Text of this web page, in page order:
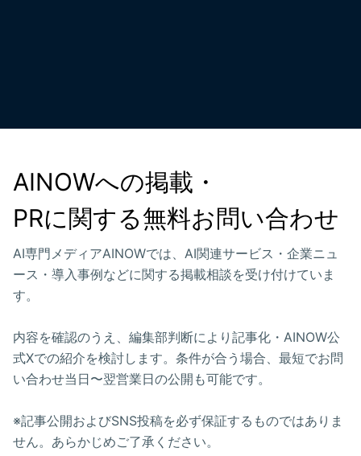
AINOWへの掲載・
PRに関する無料お問い合わせ
AI専門メディアAINOWでは、AI関連サービス・企業ニュ
ース・導入事例などに関する掲載相談を受け付けていま
す。
内容を確認のうえ、編集部判断により記事化・AINOW公
式Xでの紹介を検討します。条件が合う場合、最短でお問
い合わせ当日〜翌営業日の公開も可能です。
※記事公開およびSNS投稿を必ず保証するものではありま
せん。あらかじめご了承ください。